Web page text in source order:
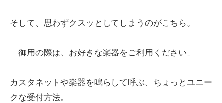
そして、思わずクスッとしてしまうのがこちら。
「御用の際は、お好きな楽器をご利用ください」
カスタネットや楽器を鳴らして呼ぶ、ちょっとユニー
クな受付方法。